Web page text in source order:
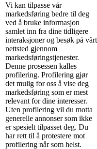
Vi kan tilpasse vår
markedsføring bedre til deg
ved å bruke informasjon
samlet inn fra dine tidligere
interaksjoner og besøk på vårt
nettsted gjennom
markedsføringstjenester.
Denne prosessen kalles
profilering. Profilering gjør
det mulig for oss å vise deg
markedsføring som er mest
relevant for dine interesser.
Uten profilering vil du motta
generelle annonser som ikke
er spesielt tilpasset deg. Du
har rett til å protestere mot
profilering når som helst.